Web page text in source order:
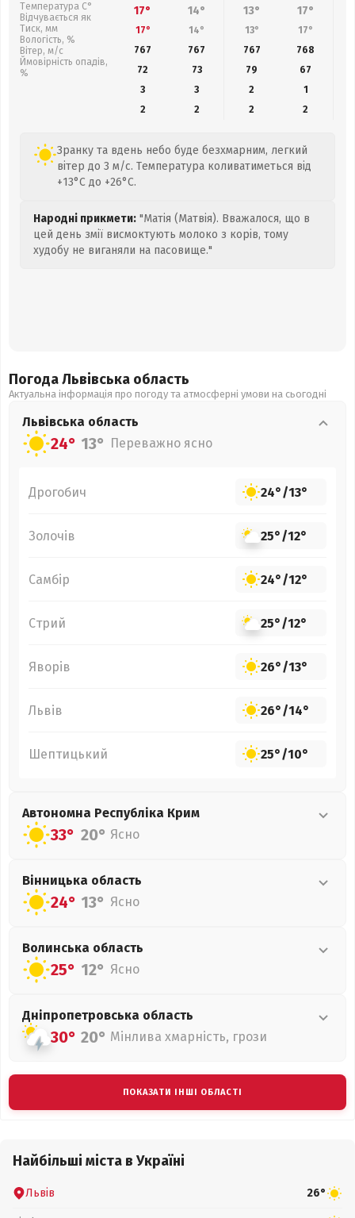
Температура С°
Відчувається як
Тиск, мм
Вологість, %
Вітер, м/с
Ймовірність опадів,
%
17° 14° 13° 17°
17° 14° 13° 17°
767
767 767 768
72
73 79
67
3
3 2
1
2
2 2 2
Зранку та вдень небо буде безхмарним, легкий
вітер до 3 м/с. Температура коливатиметься від
+13°C до +26°C.
Народні прикмети: "Матія (Матвія). Вважалося, що в
цей день змії висмоктують молоко з корів, тому
худобу не виганяли на пасовище."
Погода Львівська область
Актуальна інформація про погоду та атмосферні умови на сьогодні
Львівська область
24° 13° Переважно ясно
Дрогобич 24°/13°
Золочів 25°/12°
Самбір 24°/12°
Стрий 25°/12°
Яворів 26°/13°
Львів 26°/14°
Шептицький 25°/10°
Автономна Республіка Крим
33° 20° Ясно
Вінницька область
24° 13° Ясно
Волинська область
25° 12° Ясно
Дніпропетровська область
30° 20° Мінлива хмарність, грози
ПОКАЗАТИ ІНШІ ОБЛАСТІ
Найбільші міста в Україні
Львів 26°